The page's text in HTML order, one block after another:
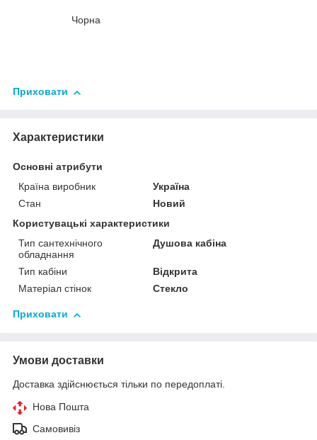
Чорна
Приховати
Характеристики
Основні атрибути
Країна виробник
Україна
Стан
Новий
Користувацькі характеристики
Тип сантехнічного
обладнання
Душова кабіна
Тип кабіни
Відкрита
Матеріал стінок
Стекло
Приховати
Умови доставки
Доставка здійснюється тільки по передоплаті.
Нова Пошта
Самовивіз